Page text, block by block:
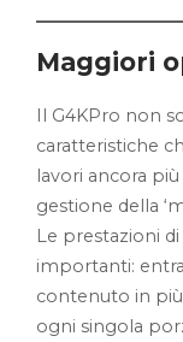
Maggiori
Il G4KPro non
caratteristiche
lavori ancora
gestione della
Le prestazioni
importanti:
contenuto in
ogni singola